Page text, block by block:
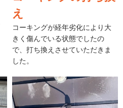
え
コーキングが経年劣化により大
きく傷んでいる状態でしたの
で、打ち換えさせていただきま
した。